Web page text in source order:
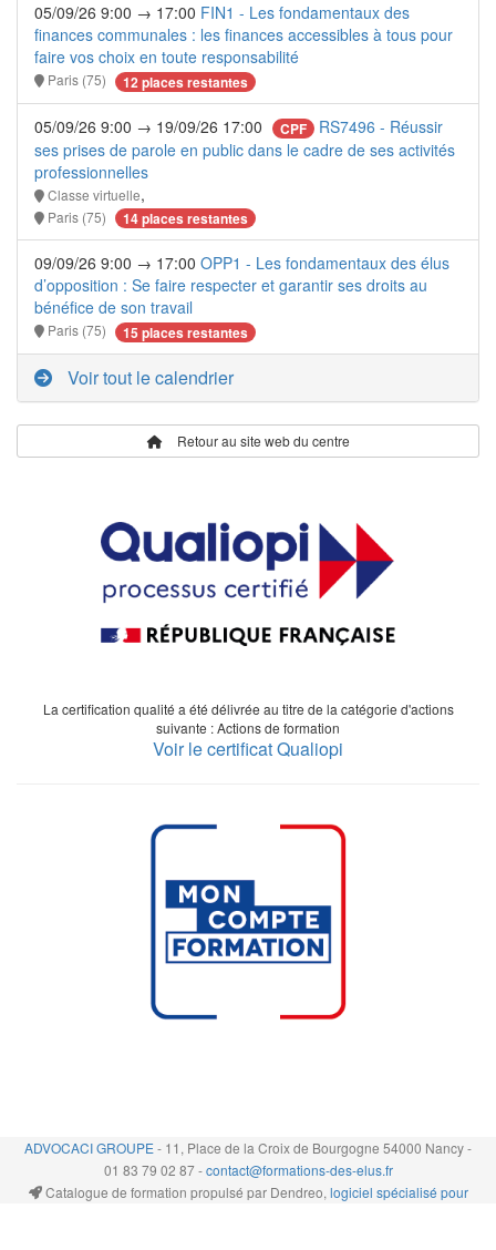
05/09/26 9:00 → 17:00 FIN1 - Les fondamentaux des
finances communales : les finances accessibles à tous pour
faire vos choix en toute responsabilité
Paris (75) 12 places restantes
05/09/26 9:00 → 19/09/26 17:00 CPF
RS7496 - Réussir
ses prises de parole en public dans le cadre de ses activités
professionnelles
Classe virtuelle,
Paris (75) 14 places restantes
09/09/26 9:00 → 17:00 OPP1 - Les fondamentaux des élus
d’opposition : Se faire respecter et garantir ses droits au
bénéfice de son travail
Paris (75) 15 places restantes
Voir tout le calendrier
Retour au site web du centre
La certification qualité a été délivrée au titre de la catégorie d'actions
suivante : Actions de formation
Voir le certificat Qualiopi
ADVOCACI GROUPE- 11, Place de la Croix de Bourgogne 54000 Nancy -
01 83 79 02 87 -contact@formations-des-elus.fr
Catalogue de formation propulsé par Dendreo, logiciel spécialisé pour